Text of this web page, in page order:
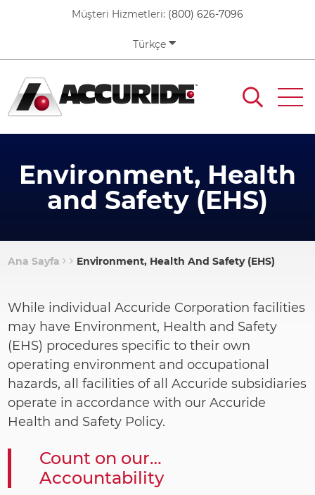
content
Müşteri Hizmetleri: (800) 626-7096
Türkçe
Environment, Health
and Safety (EHS)
Ana Sayfa Environment, Health And Safety (EHS)
While individual Accuride Corporation facilities
may have Environment, Health and Safety
(EHS) procedures specific to their own
operating environment and occupational
hazards, all facilities of all Accuride subsidiaries
operate in accordance with our Accuride
Health and Safety Policy.
Count on our…
Accountability